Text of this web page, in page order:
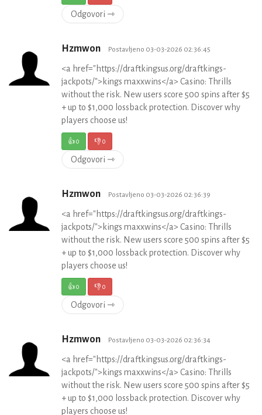
Odgovori ⇾
Hzmwon Postavljeno 03-03-2026 02:36:45
<a href="https://draftkingsus.org/draftkings-
jackpots/">kings maxxwins</a> Casino: Thrills
without the risk. New users score 500 spins after $5
+ up to $1,000 lossback protection. Discover why
players choose us!
👍0 👎0
Odgovori ⇾
Hzmwon Postavljeno 03-03-2026 02:36:39
<a href="https://draftkingsus.org/draftkings-
jackpots/">kings maxxwins</a> Casino: Thrills
without the risk. New users score 500 spins after $5
+ up to $1,000 lossback protection. Discover why
players choose us!
👍0 👎0
Odgovori ⇾
Hzmwon Postavljeno 03-03-2026 02:36:34
<a href="https://draftkingsus.org/draftkings-
jackpots/">kings maxxwins</a> Casino: Thrills
without the risk. New users score 500 spins after $5
+ up to $1,000 lossback protection. Discover why
players choose us!